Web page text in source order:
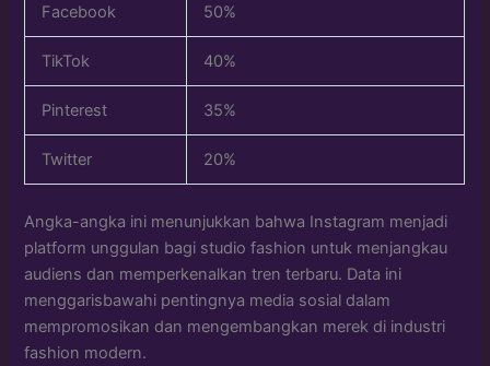
Facebook 50%
TikTok 40%
Pinterest 35%
Twitter 20%
Angka-angka ini menunjukkan bahwa Instagram menjadi
platform unggulan bagi studio fashion untuk menjangkau
audiens dan memperkenalkan tren terbaru. Data ini
menggarisbawahi pentingnya media sosial dalam
mempromosikan dan mengembangkan merek di industri
fashion modern.